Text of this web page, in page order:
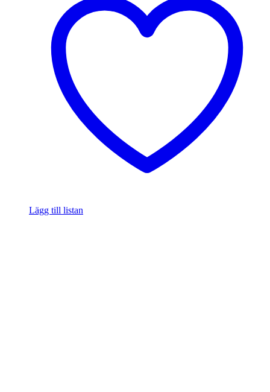
Lägg till listan